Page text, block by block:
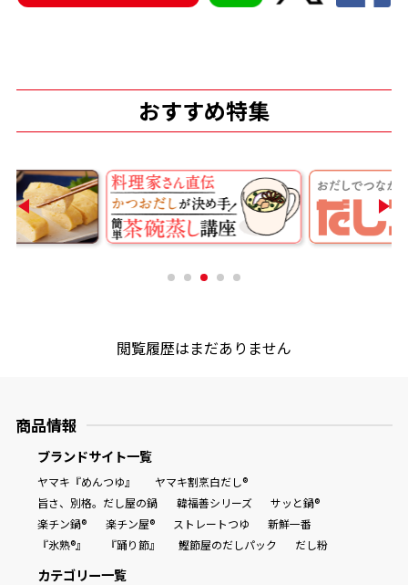
だし粉
商品情報一覧
おすすめ特集
閲覧履歴はまだありません
商品情報
ブランドサイト一覧
ヤマキ『めんつゆ』
ヤマキ割烹白だし®
旨さ、別格。だし屋の鍋
韓福善シリーズ
サッと鍋®
楽チン鍋®
楽チン屋® ストレートつゆ
新鮮一番
『氷熟®』
『踊り節』 鰹節屋のだしパック だし粉
カテゴリー一覧